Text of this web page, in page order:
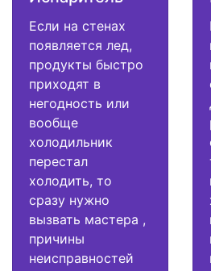
Если на стенах
появляется лед,
продукты быстро
приходят в
негодность или
вообще
холодильник
перестал
холодить, то
сразу нужно
вызвать мастера ,
причины
неисправностей